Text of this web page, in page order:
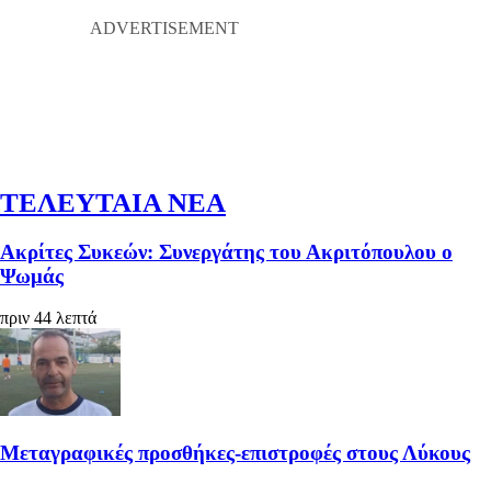
ΤΕΛΕΥΤΑΙΑ ΝΕΑ
Ακρίτες Συκεών: Συνεργάτης του Ακριτόπουλου ο
Ψωμάς
πριν 44 λεπτά
Μεταγραφικές προσθήκες-επιστροφές στους Λύκους